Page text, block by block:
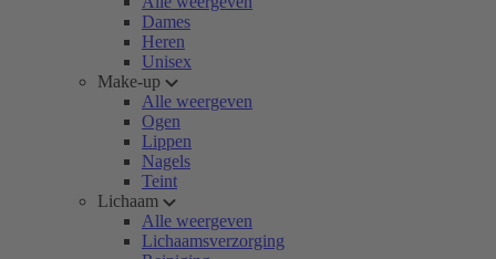
Dames
Heren
Unisex
Make-up
Alle weergeven
Ogen
Lippen
Nagels
Teint
Lichaam
Alle weergeven
Lichaamsverzorging